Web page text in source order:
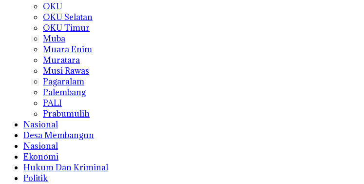
OKU
OKU Selatan
OKU Timur
Muba
Muara Enim
Muratara
Musi Rawas
Pagaralam
Palembang
PALI
Prabumulih
Nasional
Desa Membangun
Nasional
Ekonomi
Hukum Dan Kriminal
Politik